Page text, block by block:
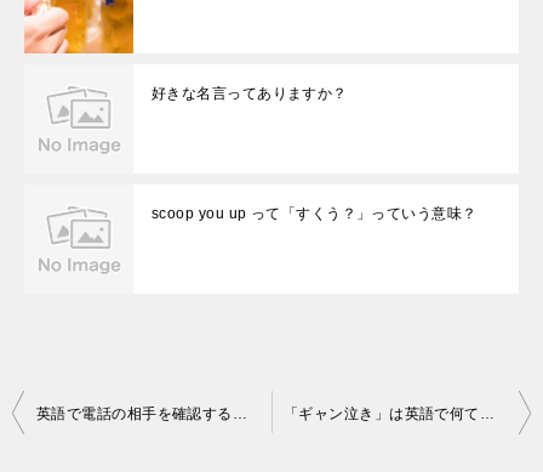
好きな名言ってありますか？
scoop you up って「すくう？」っていう意味？
投
英語で電話の相手を確認する方法で「Who are you」はタブー 「ギャン泣き」は英語で何て言う？